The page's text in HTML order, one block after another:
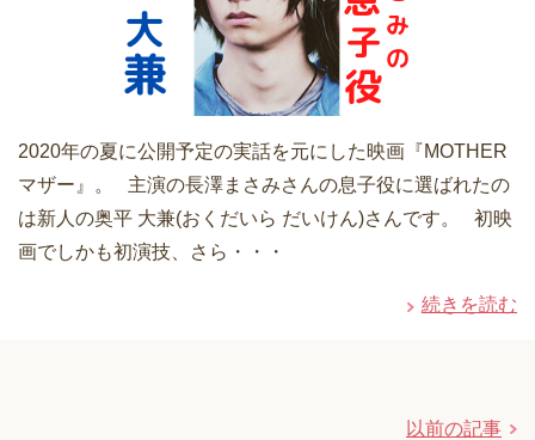
2020年の夏に公開予定の実話を元にした映画『MOTHER
マザー』。 主演の長澤まさみさんの息子役に選ばれたの
は新人の奥平 大兼(おくだいら だいけん)さんです。 初映
画でしかも初演技、さら・・・
続きを読む
以前の記事